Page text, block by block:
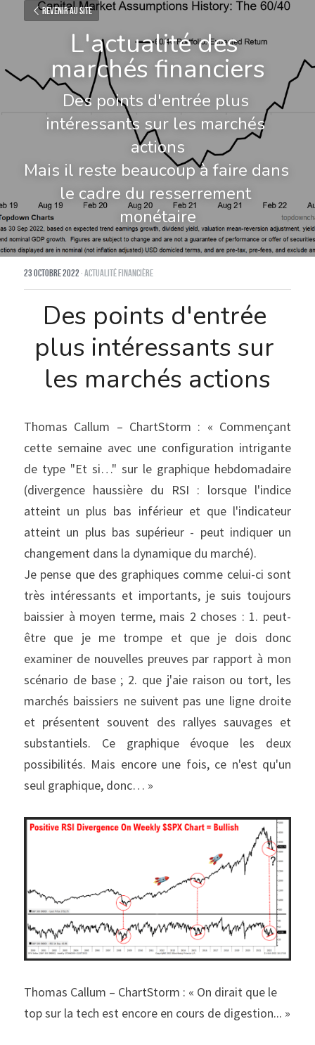
Revenir au site
L'actualité des
marchés financiers
Des points d'entrée plus
intéressants sur les marchés
actions
Mais il reste beaucoup à faire dans
le cadre du resserrement
monétaire
23 octobre 2022·Actualité financière
Des points d'entrée
plus intéressants sur
les marchés actions
Thomas Callum – ChartStorm : « Commençant
cette semaine avec une configuration intrigante
de type "Et si…" sur le graphique hebdomadaire
(divergence haussière du RSI : lorsque l'indice
atteint un plus bas inférieur et que l'indicateur
atteint un plus bas supérieur - peut indiquer un
changement dans la dynamique du marché).
Je pense que des graphiques comme celui-ci sont
très intéressants et importants, je suis toujours
baissier à moyen terme, mais 2 choses : 1. peut-
être que je me trompe et que je dois donc
examiner de nouvelles preuves par rapport à mon
scénario de base ; 2. que j'aie raison ou tort, les
marchés baissiers ne suivent pas une ligne droite
et présentent souvent des rallyes sauvages et
substantiels. Ce graphique évoque les deux
possibilités. Mais encore une fois, ce n'est qu'un
seul graphique, donc… »
Thomas Callum – ChartStorm : « On dirait que le
top sur la tech est encore en cours de digestion... »